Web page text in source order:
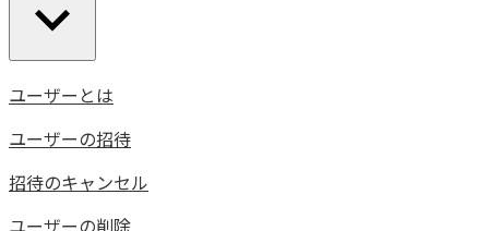
ユーザーとは
ユーザーの招待
招待のキャンセル
ユーザーの削除